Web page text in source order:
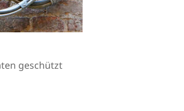
geschützt